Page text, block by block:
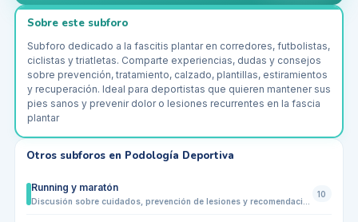
Sobre este subforo
Subforo dedicado a la fascitis plantar en corredores, futbolistas,
ciclistas y triatletas. Comparte experiencias, dudas y consejos
sobre prevención, tratamiento, calzado, plantillas, estiramientos
y recuperación. Ideal para deportistas que quieren mantener sus
pies sanos y prevenir dolor o lesiones recurrentes en la fascia
plantar
Otros subforos en Podología Deportiva
Running y maratón
10